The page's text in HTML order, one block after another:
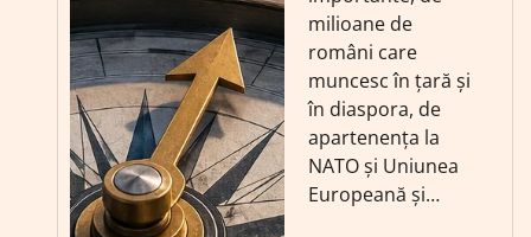
milioane de
români care
muncesc în țară și
în diaspora, de
apartenența la
NATO și Uniunea
Europeană și…